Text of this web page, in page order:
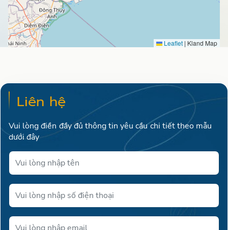
Leaflet | Kland Map
Liên hệ
Vui lòng điền đầy đủ thông tin yêu cầu chi tiết theo mẫu
dưới đây